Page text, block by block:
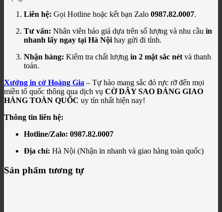
Liên hệ: Gọi Hotline hoặc kết bạn Zalo 0987.82.0007.
Tư vấn: Nhân viên báo giá dựa trên số lượng và nhu cầu in
nhanh lấy ngay tại Hà Nội hay gửi đi tỉnh.
Nhận hàng: Kiểm tra chất lượng in 2 mặt sắc nét và thanh
toán.
Xưởng in cờ Hoàng Gia – Tự hào mang sắc đỏ rực rỡ đến mọi
miền tổ quốc thông qua dịch vụ CỜ DÂY SAO ĐẢNG GIAO
HÀNG TOÀN QUỐC uy tín nhất hiện nay!
Thông tin liên hệ:
Hotline/Zalo: 0987.82.0007
Địa chỉ: Hà Nội (Nhận in nhanh và giao hàng toàn quốc)
Sản phẩm tương tự